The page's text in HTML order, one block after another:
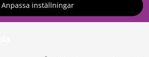
Anpassa inställningar